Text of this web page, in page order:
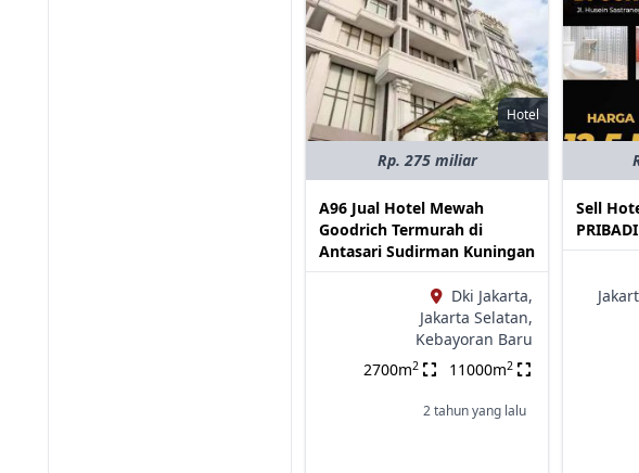
Hotel
Rp. 275 miliar
A96 Jual Hotel Mewah
Goodrich Termurah di
Antasari Sudirman Kuningan
Dki Jakarta,
Jakarta Selatan,
Kebayoran Baru
2700m2 11000m2
2 tahun yang lalu
Sell
PRIBADI